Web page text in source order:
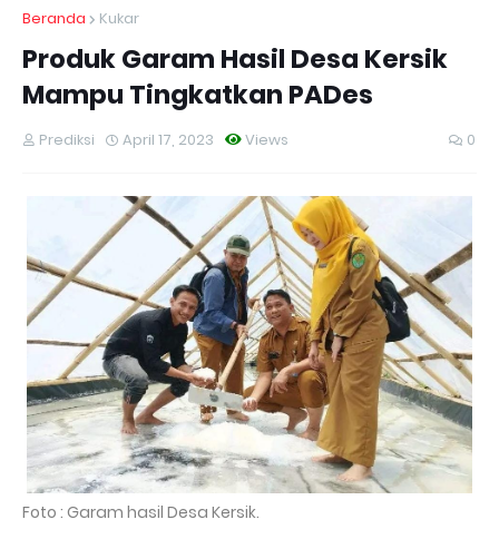
Beranda Kukar
Produk Garam Hasil Desa Kersik
Mampu Tingkatkan PADes
Prediksi Views
April 17, 2023 0
Foto : Garam hasil Desa Kersik.